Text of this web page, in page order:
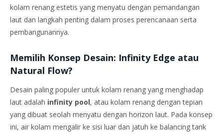
kolam renang estetis yang menyatu dengan pemandangan
laut dan langkah penting dalam proses perencanaan serta
pembangunannya.
Memilih Konsep Desain: Infinity Edge atau
Natural Flow?
Desain paling populer untuk kolam renang yang menghadap
laut adalah infinity pool, atau kolam renang dengan tepian
yang dibuat seolah menyatu dengan horizon laut. Pada konsep
ini, air kolam mengalir ke sisi luar dan jatuh ke balancing tank